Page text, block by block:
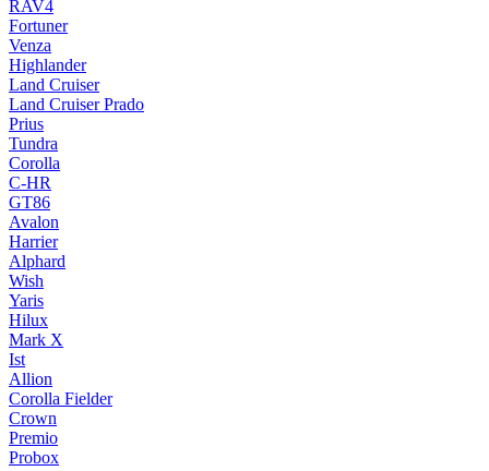
RAV4
Fortuner
Venza
Highlander
Land Cruiser
Land Cruiser Prado
Prius
Tundra
Corolla
C-HR
GT86
Avalon
Harrier
Alphard
Wish
Yaris
Hilux
Mark X
Ist
Allion
Corolla Fielder
Crown
Premio
Probox